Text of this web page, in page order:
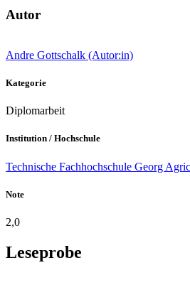
Autor
Andre Gottschalk (Autor:in)
Kategorie
Diplomarbeit
Institution / Hochschule
Technische Fachhochschule Georg
Note
2,0
Leseprobe